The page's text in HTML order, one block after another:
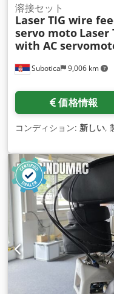
Subotica 9,006 km
溶接セット
Laser TIG wire
servo moto Laser
with AC
価格情報
コンディション: 新しい,